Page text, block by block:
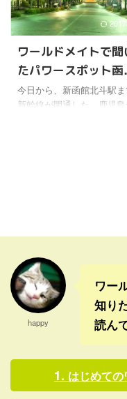
ワールドメイトで聞
たパワースポット函
の街
今日から、新函館北斗駅
新幹線が開通した。鹿児島
ロウの銅像ができていた
く出てくる北斗の拳なの
親しみを感じる。 ラオウ
みんなでよく食べた覚え
る。関係ない話だけど
こ ...
happy
ワー
知り
読ん
はじめての